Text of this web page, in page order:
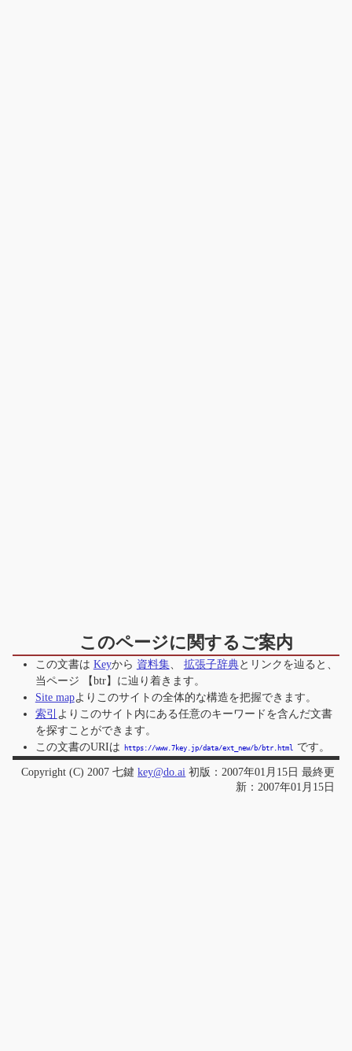
このページに関するご案内
この文書は Keyから 資料集、 拡張子辞典とリンクを辿ると、
当ページ
【btr】 に辿り着きます。
Site mapよりこのサイトの全体的な構造を把握できます。
索引 よりこのサイト内にある任意のキーワードを含んだ文書
を探すことができます。
この文書のURIは
https://www.7key.jp/data/ext_new/b/btr.html です。
Copyright (C) 2007 七鍵key@do.ai 初版：2007年01月15日 最終更
新：2007年01月15日